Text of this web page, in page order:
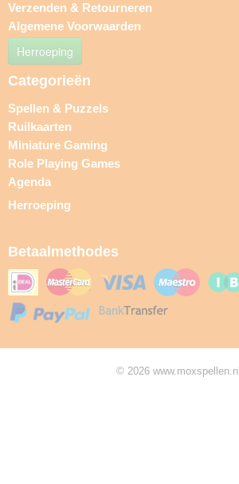
Verzenden & Retourneren
Algemene Voorwaarden
Herroeping
Categorieën
Spellen & Puzzels
Ruilkaarten
Miniature Gaming
Role Playing Games
Agenda
Herroeping
Betaalmethodes
© 2026 www.moxspellen.nl